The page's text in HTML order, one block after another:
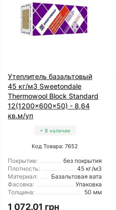
Утеплитель базальтовый
45 кг/м3 Sweetondale
Thermowool Block Standard
12(1200x600x50) - 8,64
кв.м/уп
В наличии
Код Товара: 7652
Покрытие:
без покрытия
Плотность:
45 кг/м3
Материал:
Базальтовая вата
Фасовка:
Упаковка
Толщина:
50 мм
1 072.01 грн